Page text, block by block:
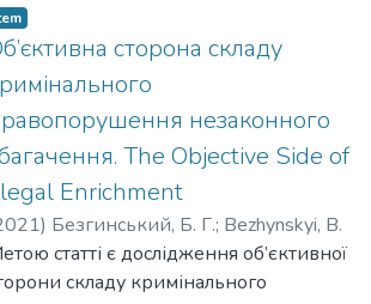
політикою, а також
науково обґрунтованих
рекомендацій з удосконалення
про запобігання корупції
місцевого самоврядування.
У процесі наукового
використано комплекс
світоглядних,
і спеціально-
методів. Аксіологічний підхід
сторона складу
незаконного
The Objective Side of
Enrichment
) Безгинський, Б. Г.; Bezhynskyi, B.
статті є дослідження об’єктивної
складу кримінального